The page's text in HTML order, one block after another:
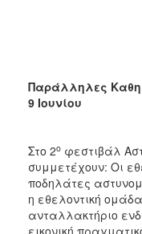
Παράλληλες
9 Ιουνίου
Στο 2ο φεστιβάλ
συμμετέχουν: Οι
ποδηλάτες
η εθελοντική
ανταλλακτήριο